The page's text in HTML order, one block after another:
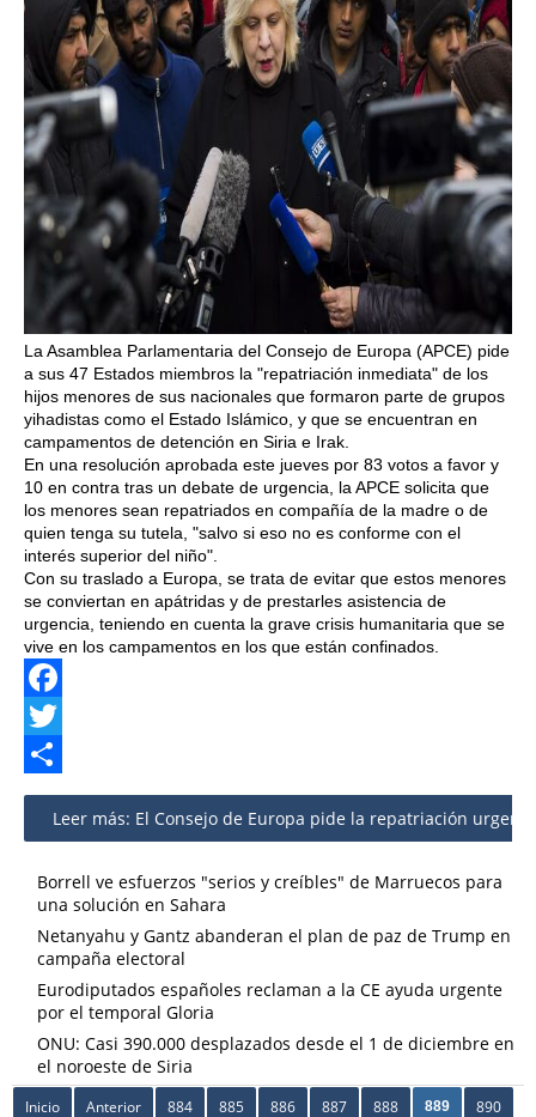
La Asamblea Parlamentaria del Consejo de Europa (APCE) pide
a sus 47 Estados miembros la "repatriación inmediata" de los
hijos menores de sus nacionales que formaron parte de grupos
yihadistas como el Estado Islámico, y que se encuentran en
campamentos de detención en Siria e Irak.
En una resolución aprobada este jueves por 83 votos a favor y
10 en contra tras un debate de urgencia, la APCE solicita que
los menores sean repatriados en compañía de la madre o de
quien tenga su tutela, "salvo si eso no es conforme con el
interés superior del niño".
Con su traslado a Europa, se trata de evitar que estos menores
se conviertan en apátridas y de prestarles asistencia de
urgencia, teniendo en cuenta la grave crisis humanitaria que se
vive en los campamentos en los que están confinados.
Facebook
Twitter
Share
Leer más: El Consejo de Europa pide la repatriación
Borrell ve esfuerzos "serios y creíbles" de Marruecos para
una solución en Sahara
Netanyahu y Gantz abanderan el plan de paz de Trump en
campaña electoral
Eurodiputados españoles reclaman a la CE ayuda urgente
por el temporal Gloria
ONU: Casi 390.000 desplazados desde el 1 de diciembre en
el noroeste de Siria
Inicio Anterior 884 885 886 887 888 889 890